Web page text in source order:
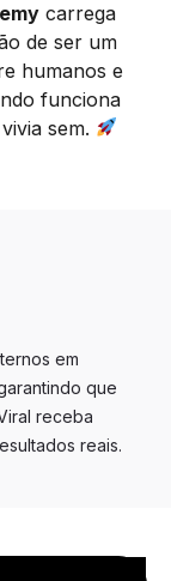
carrega
de ser um
humanos e
funciona
sem.
em
que
receba
reais.